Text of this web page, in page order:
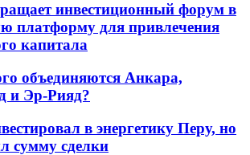
инвестиционный форум в
платформу для привлечения
капитала
объединяются Анкара,
и Эр-Рияд?
в энергетику Перу, но
сумму сделки